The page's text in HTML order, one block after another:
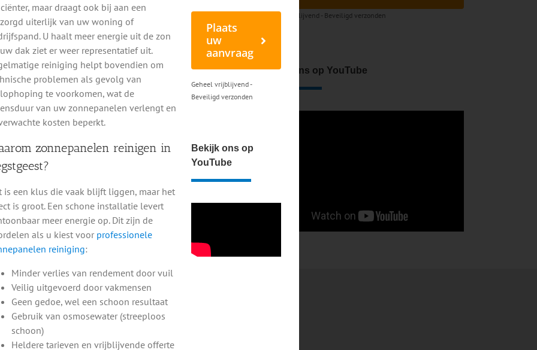
in Oegstgeest
specialist en bespaar uzelf tijd, moeite en risico’s.
U ontvangt snel bericht van een lokale
weer helemaal schoon en klaar voor
voor een veilige toegang tot uw dak. Vervolgens
wat geen strepen of resten achterlaat. Hardnekkig
borstels. Na afloop controleren we het resultaat en
klus is meestal binnen een paar uur geklaard.
Geheel vrijblijvend - Beveiligd verzonden
Bekijk ons op YouTube
maar draagt ook bij aan een
uiterlijk van uw woning of
U haalt meer energie uit de zon
dak ziet er weer representatief uit.
reiniging helpt bovendien om
problemen als gevolg van
te voorkomen, wat de
van uw zonnepanelen verlengt en
kosten beperkt.
zonnepanelen reinigen in
is een klus die vaak blijft liggen, maar het
is groot. Een schone installatie levert
meer energie op. Dit zijn de
als u kiest voor professionele
reiniging:
Minder verlies van rendement door vuil
Veilig uitgevoerd door vakmensen
Geen gedoe, wel een schoon resultaat
Gebruik van osmosewater (streeploos
schoon)
Heldere tarieven en vrijblijvende offerte
Plaats
uw
aanvraag
Geheel vrijblijvend -
Beveiligd verzonden
Bekijk ons op
YouTube